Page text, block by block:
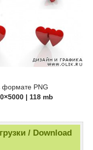
формате PNG
| 118 mb
/ Download